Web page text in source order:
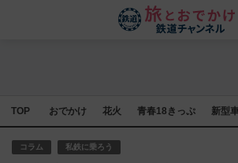
TOP おでかけ 花火 青春18きっぷ 新型
コラム 私鉄に乗ろう